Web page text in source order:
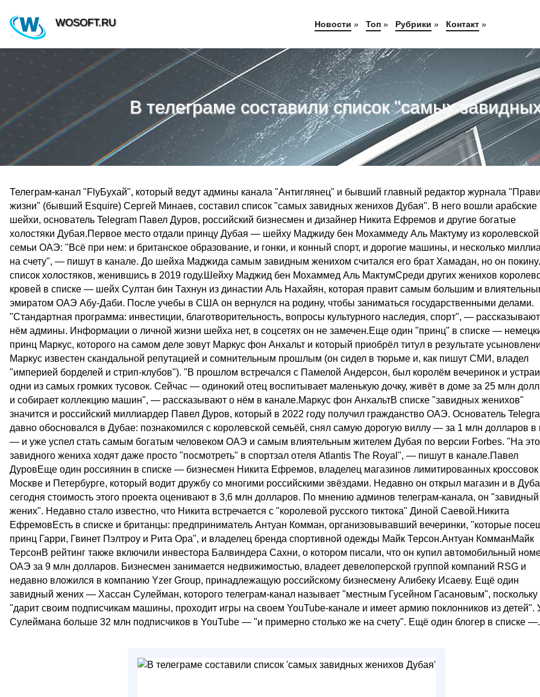
В телеграме составили список "самых
Телеграм-канал "FlyБухай", который ведут админы канала "Антиглянец" и бывший главный редактор журнала
жизни" (бывший Esquire) Сергей Минаев, составил список "самых завидных женихов Дубая". В него вошли арабские
шейхи, основатель Telegram Павел Дуров, российский бизнесмен и дизайнер Никита Ефремов и другие богатые
холостяки Дубая.Первое место отдали принцу Дубая — шейху Маджиду бен Мохаммеду Аль Мактуму из королевской
семьи ОАЭ: "Всё при нем: и британское образование, и гонки, и конный спорт, и дорогие машины, и несколько
на счету", — пишут в канале. До шейха Маджида самым завидным женихом считался его брат Хамадан, но он
список холостяков, женившись в 2019 году.Шейху Маджид бен Мохаммед Аль МактумСреди других женихов
кровей в списке — шейх Султан бин Тахнун из династии Аль Нахайян, которая правит самым большим и
эмиратом ОАЭ Абу-Даби. После учебы в США он вернулся на родину, чтобы заниматься государственными делами.
"Стандартная программа: инвестиции, благотворительность, вопросы культурного наследия, спорт", —
нём админы. Информации о личной жизни шейха нет, в соцсетях он не замечен.Еще один "принц" в списке —
принц Маркус, которого на самом деле зовут Маркус фон Анхальт и который приобрёл титул в результате
Маркус известен скандальной репутацией и сомнительным прошлым (он сидел в тюрьме и, как пишут СМИ, владел
"империей борделей и стрип-клубов"). "В прошлом встречался с Памелой Андерсон, был королём вечеринок и
одни из самых громких тусовок. Сейчас — одинокий отец воспитывает маленькую дочку, живёт в доме за 25 млн
и собирает коллекцию машин", — рассказывают о нём в канале.Маркус фон АнхальтВ списке "завидных женихов"
значится и российский миллиардер Павел Дуров, который в 2022 году получил гражданство ОАЭ. Основатель
давно обосновался в Дубае: познакомился с королевской семьёй, снял самую дорогую виллу — за 1 млн долларов в
— и уже успел стать самым богатым человеком ОАЭ и самым влиятельным жителем Дубая по версии Forbes. "На
завидного жениха ходят даже просто "посмотреть" в спортзал отеля Atlantis The Royal", — пишут в канале.Павел
ДуровЕще один россиянин в списке — бизнесмен Никита Ефремов, владелец магазинов лимитированных кроссовок
Москве и Петербурге, который водит дружбу со многими российскими звёздами. Недавно он открыл магазин и в
сегодня стоимость этого проекта оценивают в 3,6 млн долларов. По мнению админов телеграм-канала, он "завидный
жених". Недавно стало известно, что Никита встречается с "королевой русского тиктока" Диной Саевой.Никита
ЕфремовЕсть в списке и британцы: предприниматель Антуан Комман, организовывавший вечеринки, "которые
принц Гарри, Гвинет Пэлтроу и Рита Ора", и владелец бренда спортивной одежды Майк Терсон.Антуан КомманМайк
ТерсонВ рейтинг также включили инвестора Балвиндера Сахни, о котором писали, что он купил автомобильный
ОАЭ за 9 млн долларов. Бизнесмен занимается недвижимостью, владеет девелоперской группой компаний RSG и
недавно вложился в компанию Yzer Group, принадлежащую российскому бизнесмену Алибеку Исаеву. Ещё один
завидный жених — Хассан Сулейман, которого телеграм-канал называет "местным Гусейном Гасановым", поскольку
"дарит своим подписчикам машины, проходит игры на своем YouTube-канале и имеет армию поклонников из детей".
Сулеймана больше 32 млн подписчиков в YouTube — "и примерно столько же на счету". Ещё один блогер в списке
WOSOFT.RU Новости » Топ» Рубрики » Контакт»